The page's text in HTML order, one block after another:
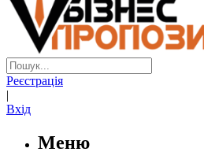
Реєстрація
|
Вхід
Меню